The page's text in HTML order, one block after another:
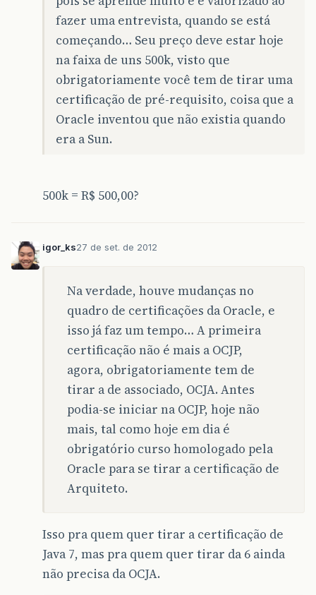
fazer uma entrevista, quando se está
começando… Seu preço deve estar hoje
na faixa de uns 500k, visto que
obrigatoriamente você tem de tirar uma
certificação de pré-requisito, coisa que a
Oracle inventou que não existia quando
era a Sun.
500k = R$ 500,00?
igor_ks27 de set. de 2012
Na verdade, houve mudanças no
quadro de certificações da Oracle, e
isso já faz um tempo… A primeira
certificação não é mais a OCJP,
agora, obrigatoriamente tem de
tirar a de associado, OCJA. Antes
podia-se iniciar na OCJP, hoje não
mais, tal como hoje em dia é
obrigatório curso homologado pela
Oracle para se tirar a certificação de
Arquiteto.
Isso pra quem quer tirar a certificação de
Java 7, mas pra quem quer tirar da 6 ainda
não precisa da OCJA.